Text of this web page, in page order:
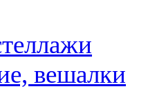
вешалки